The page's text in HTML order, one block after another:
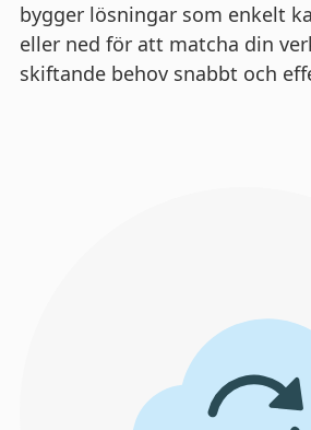
bygger lösningar som enkelt
eller ned för att matcha din
skiftande behov snabbt och